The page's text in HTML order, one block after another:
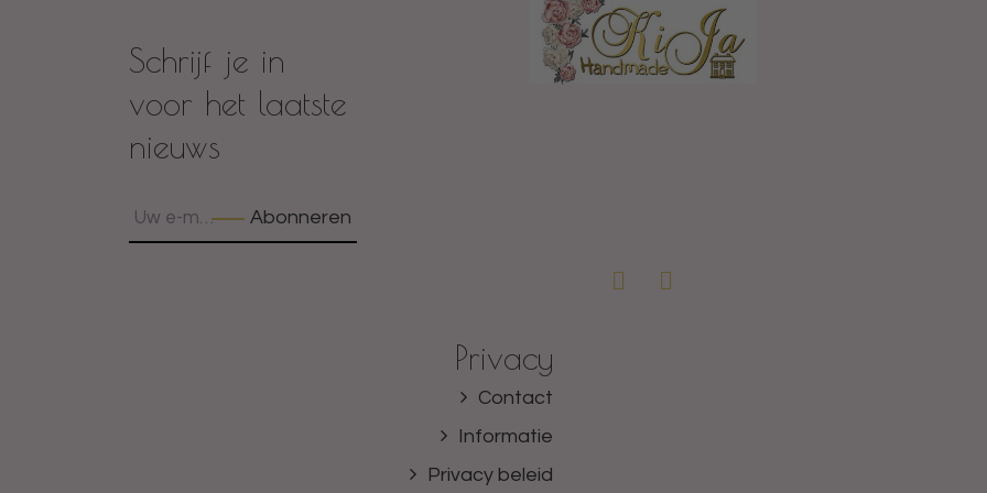
Schrijf je in
voor het laatste
nieuws
Abonneren
Privacy
Contact
Informatie
Privacy beleid